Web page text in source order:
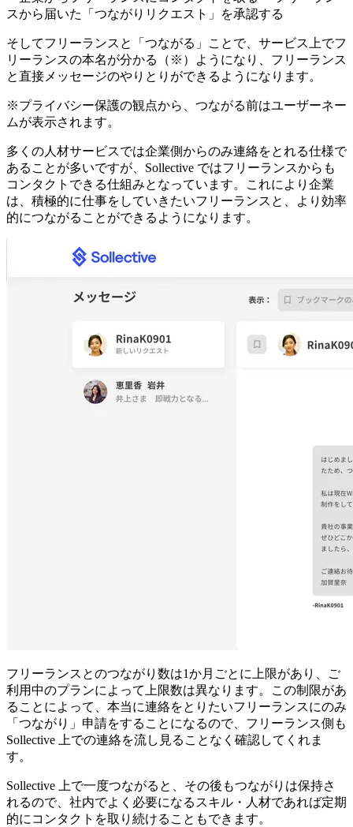
スから届いた「つながりリクエスト」を承認する
そしてフリーランスと「つながる」ことで、サービス上でフ
リーランスの本名が分かる（※）ようになり、フリーランス
と直接メッセージのやりとりができるようになります。
※プライバシー保護の観点から、つながる前はユーザーネー
ムが表示されます。
多くの人材サービスでは企業側からのみ連絡をとれる仕様で
あることが多いですが、Sollective ではフリーランスからも
コンタクトできる仕組みとなっています。これにより 企業
は、積極的に仕事をしていきたいフリーランスと、より効率
的につながることができる ようになります。
フリーランスとのつながり数は1か月ごとに上限があり、ご
利用中のプランによって上限数は異なります。この制限があ
ることによって、本当に連絡をとりたいフリーランスにのみ
「つながり」申請をすることになるので、フリーランス側も
Sollective 上での連絡を流し見ることなく確認してくれま
す。
Sollective 上で一度つながると、その後もつながりは保持さ
れるので、社内でよく必要になるスキル・人材であれば定期
的にコンタクトを取り続けることもできます。